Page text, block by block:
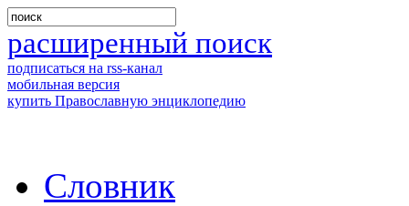
расширенный поиск
подписаться на rss-канал
мобильная версия
купить Православную энциклопедию
Словник